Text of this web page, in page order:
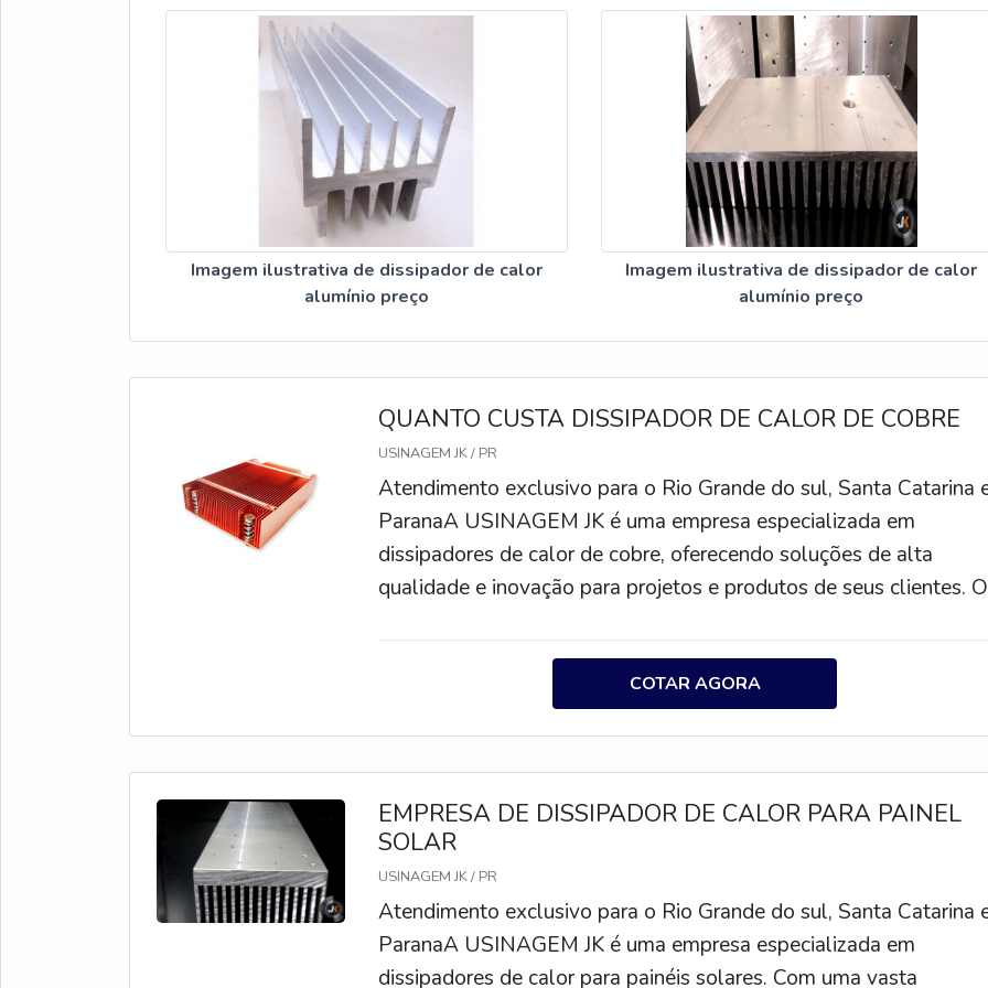
Imagem ilustrativa de dissipador de calor
alumínio preço
Imagem ilustrativa de dissipador de calor
alumínio preço
QUANTO CUSTA DISSIPADOR DE CALOR DE COBRE
USINAGEM JK / PR
Atendimento exclusivo para o Rio Grande do sul, Santa Catarina
ParanaA USINAGEM JK é uma empresa especializada em
dissipadores de calor de cobre, oferecendo soluções de alta
qualidade e inovação para projetos e produtos de seus clientes. O
dissipação de calor em diversos equipamentos eletrônicos,
garantindo o bom funcionamento e prolongando a vida útil dos
possui alta durabilidade, tornando-o uma escolha ideal para
dissipadores de calor.O preço de um dissipador de calor de cobre
pode variar dependendo do tamanho, design e complexidade do
produto. É importante ressaltar que a USINAGEM JK oferece
serviços personalizados, adaptando-se às necessidades específicas
COTAR AGORA
EMPRESA DE DISSIPADOR DE CALOR PARA PAINEL
SOLAR
USINAGEM JK / PR
Atendimento exclusivo para o Rio Grande do sul, Santa Catarina
ParanaA USINAGEM JK é uma empresa especializada em
dissipadores de calor para painéis solares. Com uma vasta